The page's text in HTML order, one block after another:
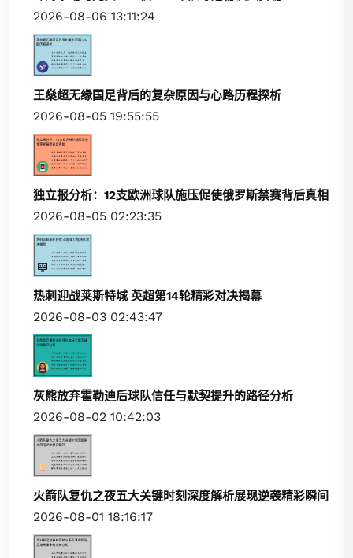
2026-08-06 13:11:24
王燊超无缘国足背后的复杂原因与心路历程探析
2026-08-05 19:55:55
独立报分析：12支欧洲球队施压促使俄罗斯禁赛背后真相
2026-08-05 02:23:35
热刺迎战莱斯特城 英超第14轮精彩对决揭幕
2026-08-03 02:43:47
灰熊放弃霍勒迪后球队信任与默契提升的路径分析
2026-08-02 10:42:03
火箭队复仇之夜五大关键时刻深度解析展现逆袭精彩瞬间
2026-08-01 18:16:17